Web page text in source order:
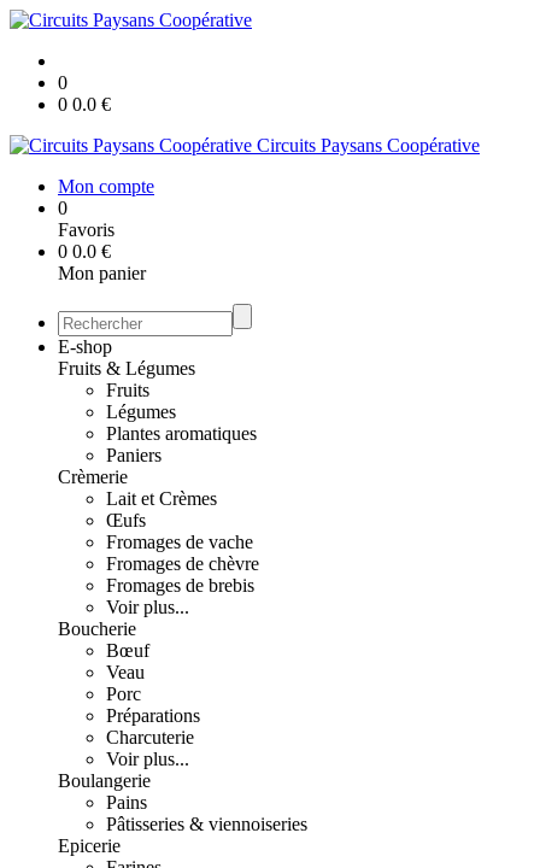
0
0 0.0 €
Circuits Paysans Coopérative
Mon compte
0
Favoris
0 0.0 €
Mon panier
E-shop
Fruits & Légumes
Fruits
Légumes
Plantes aromatiques
Paniers
Crèmerie
Lait et Crèmes
Œufs
Fromages de vache
Fromages de chèvre
Fromages de brebis
Voir plus...
Boucherie
Bœuf
Veau
Porc
Préparations
Charcuterie
Voir plus...
Boulangerie
Pains
Pâtisseries & viennoiseries
Epicerie